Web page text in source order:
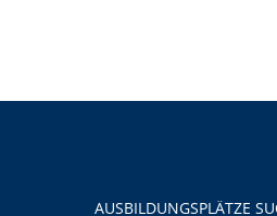
AUSBILDUNGSPLÄTZE